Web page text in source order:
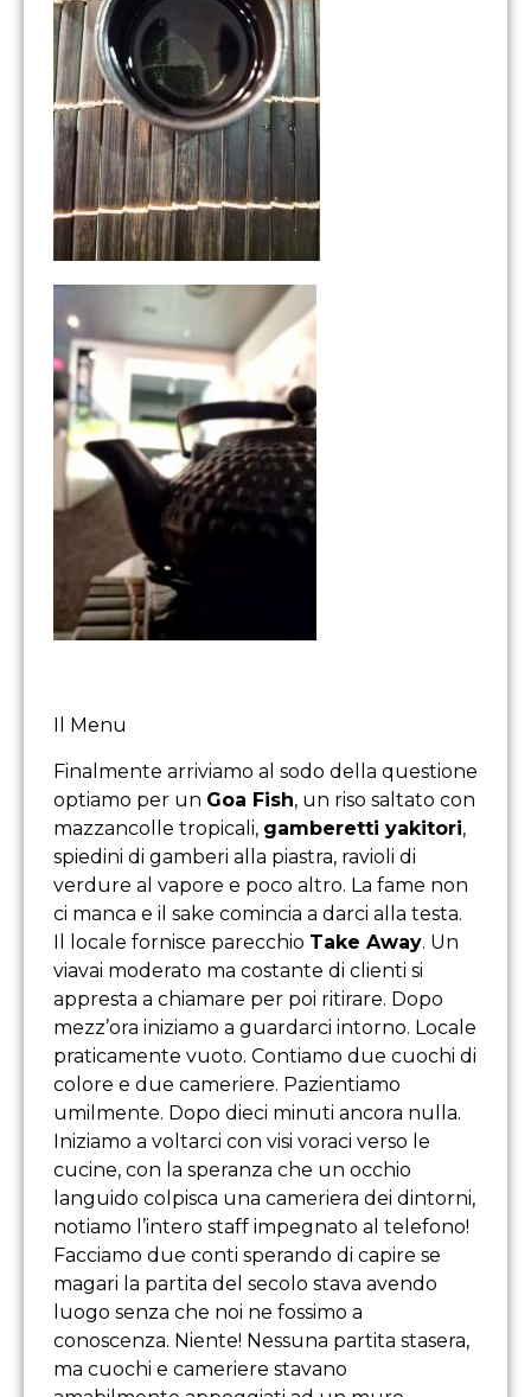
Il Menu
Finalmente arriviamo al sodo della questione
optiamo per un Goa Fish, un riso saltato con
mazzancolle tropicali, gamberetti yakitori,
spiedini di gamberi alla piastra, ravioli di
verdure al vapore e poco altro. La fame non
ci manca e il sake comincia a darci alla testa.
Il locale fornisce parecchio Take Away. Un
viavai moderato ma costante di clienti si
appresta a chiamare per poi ritirare. Dopo
mezz’ora iniziamo a guardarci intorno. Locale
praticamente vuoto. Contiamo due cuochi di
colore e due cameriere. Pazientiamo
umilmente. Dopo dieci minuti ancora nulla.
Iniziamo a voltarci con visi voraci verso le
cucine, con la speranza che un occhio
languido colpisca una cameriera dei dintorni,
notiamo l’intero staff impegnato al telefono!
Facciamo due conti sperando di capire se
magari la partita del secolo stava avendo
luogo senza che noi ne fossimo a
conoscenza. Niente! Nessuna partita stasera,
ma cuochi e cameriere stavano